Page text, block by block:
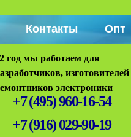
Контакты Опт
год мы работаем для
электроники
+7 (495) 960-16-54
+7 (916) 029-90-19